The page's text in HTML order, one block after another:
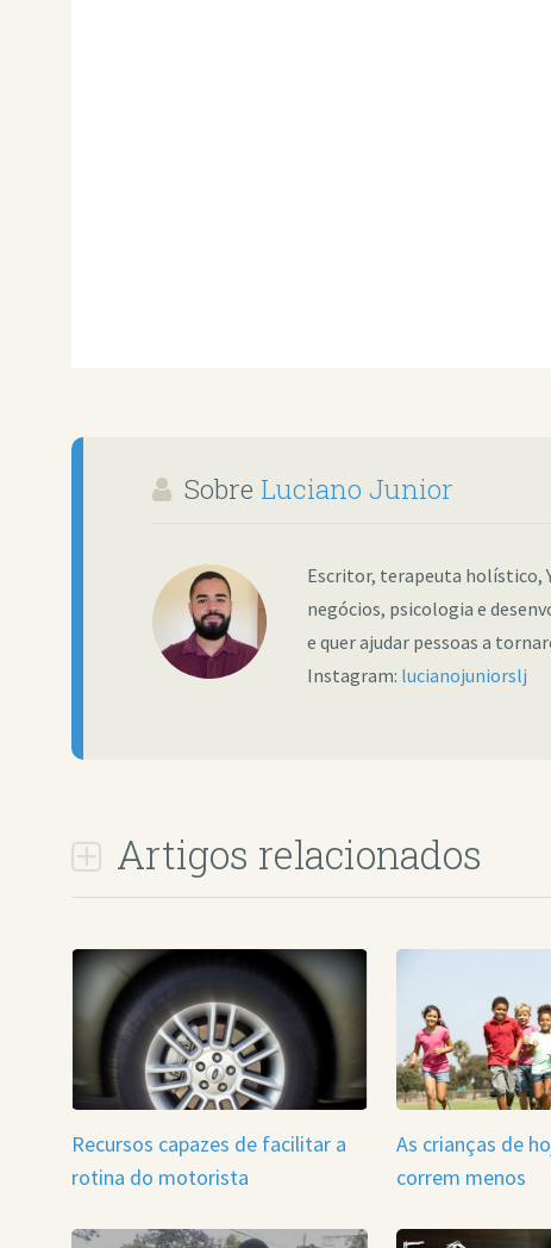
Sobre Luciano Junior
Escritor, terapeuta holístico,
negócios, psicologia e
e quer ajudar pessoas a
Instagram: lucianojuniorslj
Artigos relacionados
Recursos capazes de facilitar a
rotina do motorista
As crianças de
correm menos